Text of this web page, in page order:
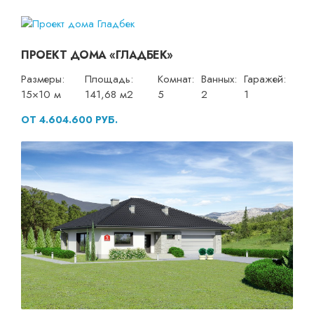
ПРОЕКТ ДОМА «ГЛАДБЕК»
Размеры:
15×10 м
Площадь:
141,68 м2
Комнат:
5
Ванных:
2
Гаражей:
1
ОТ 4.604.600 РУБ.